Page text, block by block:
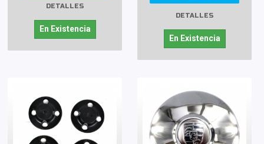
DETALLES
En Existencia
DETALLES
En Existencia